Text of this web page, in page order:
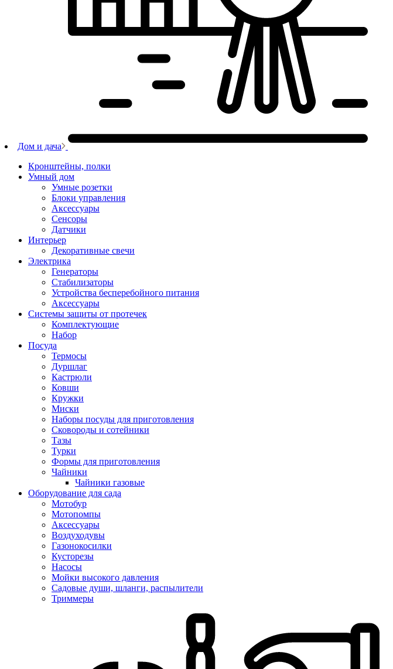
Дом и дача
Кронштейны, полки
Умный дом
Умные розетки
Блоки управления
Аксессуары
Сенсоры
Датчики
Интерьер
Декоративные свечи
Электрика
Генераторы
Стабилизаторы
Устройства бесперебойного питания
Аксессуары
Системы защиты от протечек
Комплектующие
Набор
Посуда
Термосы
Дуршлаг
Кастрюли
Ковши
Кружки
Миски
Наборы посуды для приготовления
Сковороды и сотейники
Тазы
Турки
Формы для приготовления
Чайники
Чайники газовые
Оборудование для сада
Мотобур
Мотопомпы
Аксессуары
Воздуходувы
Газонокосилки
Кусторезы
Насосы
Мойки высокого давления
Садовые души, шланги, распылители
Триммеры